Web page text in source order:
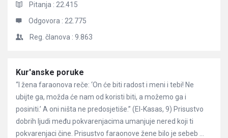
Pitanja : 22.415
Odgovora : 22.775
Reg. članova : 9.863
Članci
Kur'anske poruke
“I žena faraonova reče: ‘On će biti radost i meni i tebi! Ne
ubijte ga, možda će nam od koristi biti, a možemo ga i
posiniti.’ A oni ništa ne predosjetiše.” (El-Kasas, 9) Prisustvo
dobrih ljudi među pokvarenjacima umanjuje nered koji ti
pokvarenjaci čine. Prisustvo faraonove žene bilo je sebeb ...